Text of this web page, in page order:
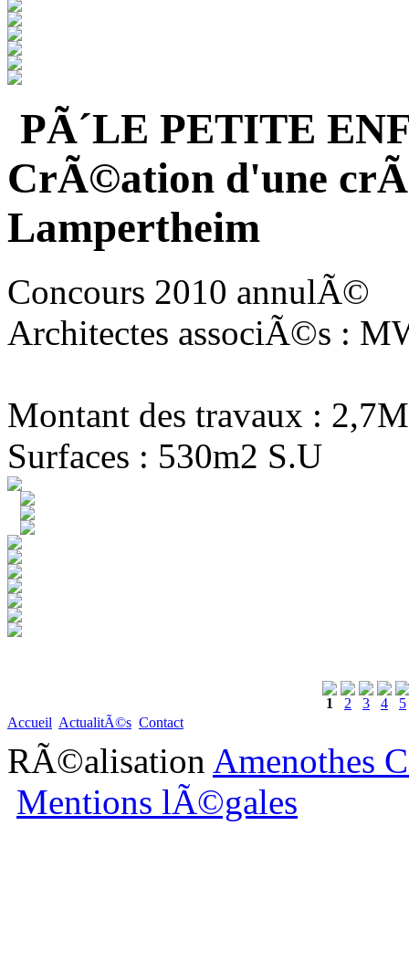
PÃ´LE PETITE
CrÃ©ation d'une
Lampertheim
Concours 2010 annulÃ©
Architectes associÃ©s :
Montant des travaux :
Surfaces : 530m2 S.U
1 2 3 4
5
Accueil ActualitÃ©s Contact
RÃ©alisation Amenothes
Mentions lÃ©gales